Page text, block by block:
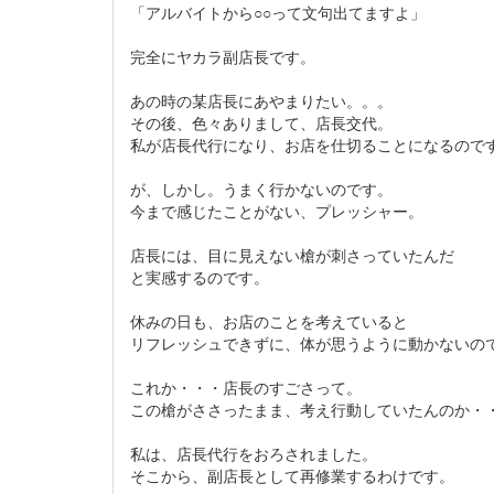
「アルバイトから○○って文句出てますよ」
完全にヤカラ副店長です。
あの時の某店長にあやまりたい。。。
その後、色々ありまして、店長交代。
私が店長代行になり、お店を仕切ることになるので
が、しかし。うまく行かないのです。
今まで感じたことがない、プレッシャー。
店長には、目に見えない槍が刺さっていたんだ
と実感するのです。
休みの日も、お店のことを考えていると
リフレッシュできずに、体が思うように動かないの
これか・・・店長のすごさって。
この槍がささったまま、考え行動していたんのか・
私は、店長代行をおろされました。
そこから、副店長として再修業するわけです。